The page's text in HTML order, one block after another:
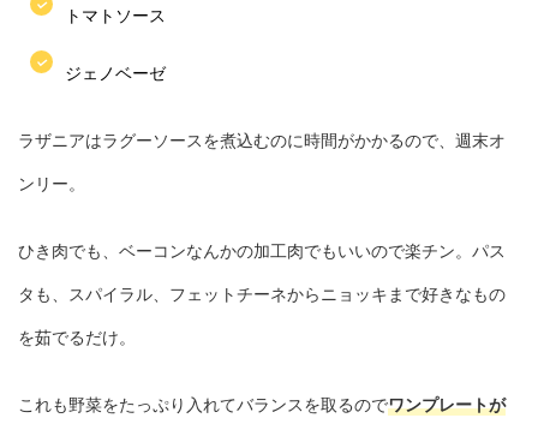
トマトソース
ジェノベーゼ
ラザニアはラグーソースを煮込むのに時間がかかるので、週末オ
ンリー。
ひき肉でも、ベーコンなんかの加工肉でもいいので楽チン。パス
タも、スパイラル、フェットチーネからニョッキまで好きなもの
を茹でるだけ。
これも野菜をたっぷり入れてバランスを取るのでワンプレートが